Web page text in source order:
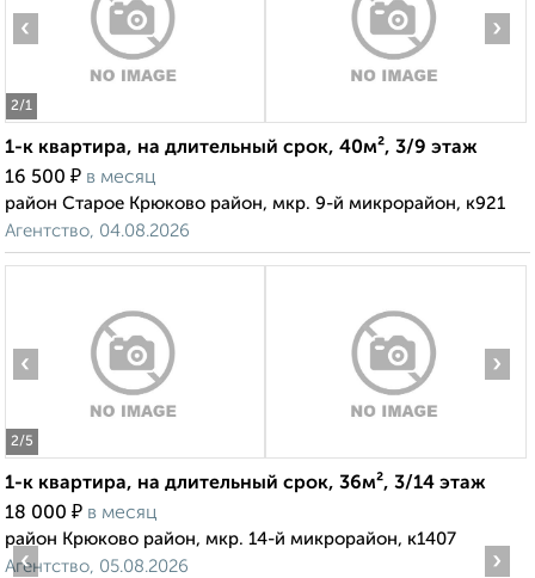
2/1
‹ ›
1-к квартира, на длительный срок, 40м², 3/9 этаж
16 500 ₽ в месяц
район Старое Крюково район, мкр. 9-й микрорайон, к921
Агентство, 04.08.2026
2/5
‹ ›
1-к квартира, на длительный срок, 36м², 3/14 этаж
18 000 ₽ в месяц
район Крюково район, мкр. 14-й микрорайон, к1407
Агентство, 05.08.2026
‹ ›